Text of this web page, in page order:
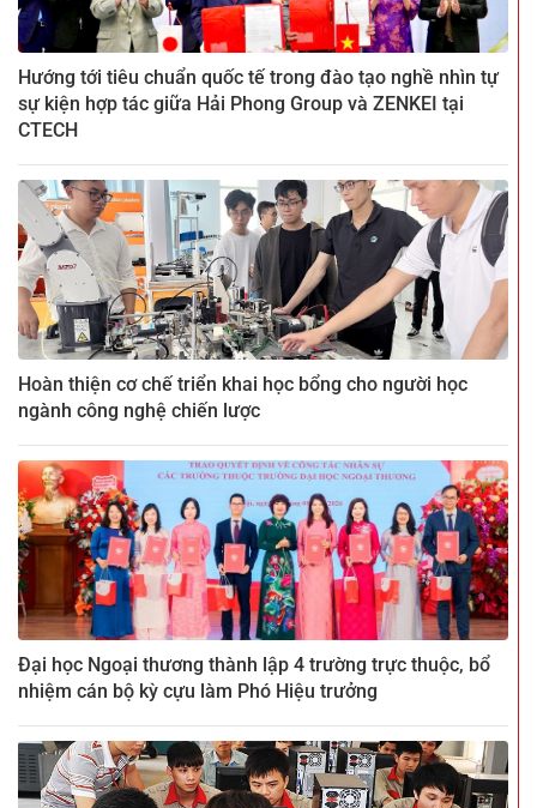
Hướng tới tiêu chuẩn quốc tế trong đào tạo nghề nhìn tự
sự kiện hợp tác giữa Hải Phong Group và ZENKEI tại
CTECH
Hoàn thiện cơ chế triển khai học bổng cho người học
ngành công nghệ chiến lược
Đại học Ngoại thương thành lập 4 trường trực thuộc, bổ
nhiệm cán bộ kỳ cựu làm Phó Hiệu trưởng